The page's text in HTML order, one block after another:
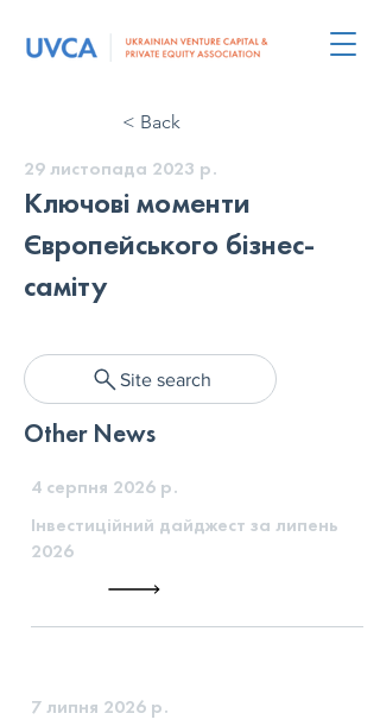
< Back
29 листопада 2023 р.
Ключові моменти
Європейського бізнес-
саміту
Site search
Other News
4 серпня 2026 р.
Інвестиційний дайджест за липень
2026
7 липня 2026 р.